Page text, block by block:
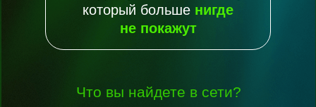
Что вы найдете в сети?
который больше нигде
не покажут